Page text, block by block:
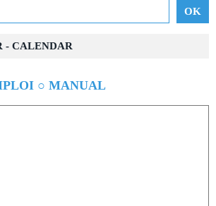
- CALENDAR
○ MANUAL